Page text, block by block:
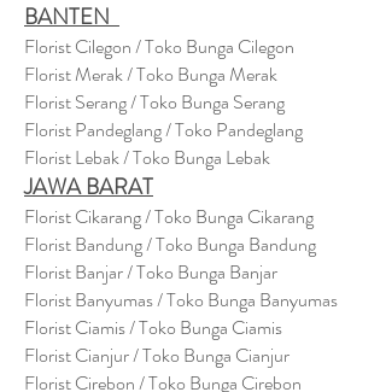
BANTEN
Florist Cilegon / Toko Bunga Cilegon
Florist Merak / Toko Bunga Merak
Florist Serang / Toko Bunga Serang
Florist Pandeglang / Toko Pandeglang
Florist Lebak / Toko Bunga Lebak
JAWA BARAT
Florist Cikarang/ Toko Bunga Cikarang
Florist Bandung / Toko Bunga Bandung
Florist Banjar / Toko Bunga Banjar
Florist Banyumas / Toko Bunga Banyumas
Florist Ciamis / Toko Bunga Ciamis
Florist Cianjur / Toko Bunga Cianjur
Florist Cirebon / Toko Bunga Cirebon